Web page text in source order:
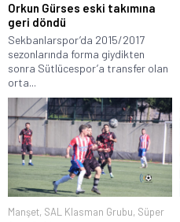
Orkun Gürses eski takımına
geri döndü
Sekbanlarspor’da 2015/2017
sezonlarında forma giydikten
sonra Sütlücespor’a transfer olan
orta...
Manşet, SAL Klasman Grubu, Süper